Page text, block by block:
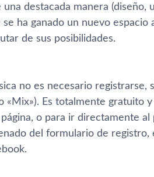
destacada manera (diseño,
se ha ganado un nuevo
de sus posibilidades.
no es necesario registrarse,
«Mix»). Es totalmente gratuito
o para ir directamente
del formulario de registro,